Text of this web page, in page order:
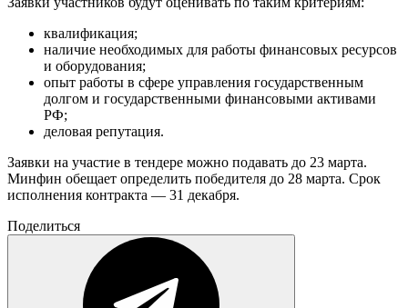
квалификация;
наличие необходимых для работы финансовых ресурсов
и оборудования;
опыт работы в сфере управления государственным
долгом и государственными финансовыми активами
РФ;
деловая репутация.
Заявки на участие в тендере можно подавать до 23 марта.
Минфин обещает определить победителя до 28 марта. Срок
исполнения контракта — 31 декабря.
Поделиться